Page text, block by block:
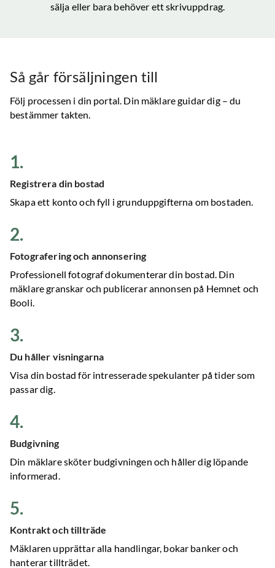
sälja eller bara behöver ett skrivuppdrag.
Så går försäljningen till
Följ processen i din portal. Din mäklare guidar dig – du
bestämmer takten.
1.
Registrera din bostad
Skapa ett konto och fyll i grunduppgifterna om bostaden.
2.
Fotografering och annonsering
Professionell fotograf dokumenterar din bostad. Din
mäklare granskar och publicerar annonsen på Hemnet och
Booli.
3.
Du håller visningarna
Visa din bostad för intresserade spekulanter på tider som
passar dig.
4.
Budgivning
Din mäklare sköter budgivningen och håller dig löpande
informerad.
5.
Kontrakt och tillträde
Mäklaren upprättar alla handlingar, bokar banker och
hanterar tillträdet.